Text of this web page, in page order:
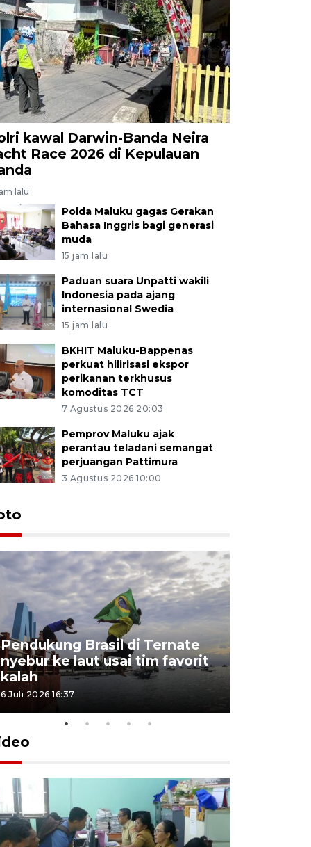
kawal Darwin-Banda Neira
Race 2026 di Kepulauan
lalu
Polda Maluku gagas Gerakan
Bahasa Inggris bagi generasi
muda
15 jam lalu
Paduan suara Unpatti wakili
Indonesia pada ajang
internasional Swedia
15 jam lalu
BKHIT Maluku-Bappenas
perkuat hilirisasi ekspor
perikanan terkhusus
komoditas TCT
7 Agustus 2026 20:03
Pemprov Maluku ajak
perantau teladani semangat
perjuangan Pattimura
3 Agustus 2026 10:00
Pendukung Brasil di Ternate
nyebur ke laut usai tim favorit
kalah
6 Juli 2026 16:37